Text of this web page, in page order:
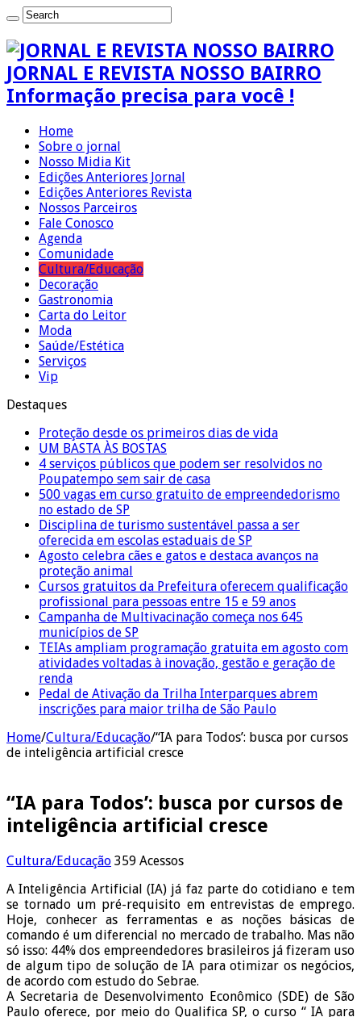
JORNAL E REVISTA NOSSO BAIRRO
Informação precisa para você !
Home
Sobre o jornal
Nosso Midia Kit
Edições Anteriores Jornal
Edições Anteriores Revista
Nossos Parceiros
Fale Conosco
Agenda
Comunidade
Cultura/Educação
Decoração
Gastronomia
Carta do Leitor
Moda
Saúde/Estética
Serviços
Vip
Destaques
Proteção desde os primeiros dias de vida
UM BASTA ÀS BOSTAS
4 serviços públicos que podem ser resolvidos no
Poupatempo sem sair de casa
500 vagas em curso gratuito de empreendedorismo
no estado de SP
Disciplina de turismo sustentável passa a ser
oferecida em escolas estaduais de SP
Agosto celebra cães e gatos e destaca avanços na
proteção animal
Cursos gratuitos da Prefeitura oferecem qualificação
profissional para pessoas entre 15 e 59 anos
Campanha de Multivacinação começa nos 645
municípios de SP
TEIAs ampliam programação gratuita em agosto com
atividades voltadas à inovação, gestão e geração de
renda
Pedal de Ativação da Trilha Interparques abrem
inscrições para maior trilha de São Paulo
Home/Cultura/Educação/“IA para Todos’: busca por cursos
de inteligência artificial cresce
“IA para Todos’: busca por cursos de
inteligência artificial cresce
Cultura/Educação 359 Acessos
A Inteligência Artificial (IA) já faz parte do cotidiano e tem
se tornado um pré-requisito em entrevistas de emprego.
Hoje, conhecer as ferramentas e as noções básicas de
comando é um diferencial no mercado de trabalho. Mas não
só isso: 44% dos empreendedores brasileiros já fizeram uso
de algum tipo de solução de IA para otimizar os negócios,
de acordo com estudo do Sebrae.
A Secretaria de Desenvolvimento Econômico (SDE) de São
Paulo oferece, por meio do Qualifica SP, o curso “ IA para